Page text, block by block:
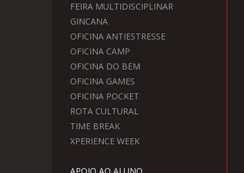
FEIRA MULTIDISCIPLINAR
GINCANA
OFICINA ANTIESTRESSE
OFICINA CAMP
OFICINA DO BEM
OFICINA GAMES
OFICINA POCKET
ROTA CULTURAL
TIME BREAK
XPERIENCE WEEK